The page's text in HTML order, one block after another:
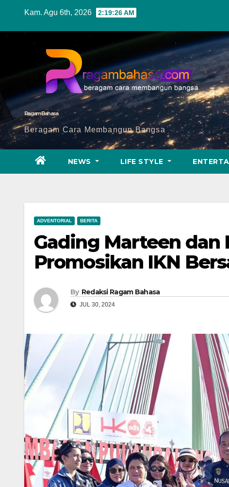
Kam. Agu 6th, 2026 2:19:28 AM
Ragam Bahasa
Beragam Cara Membangun Bangsa
NEWS LIFE STYLE
ADVENTORIAL BERITA
Gading Marteen dan
Promosikan IKN
By Redaksi Ragam Bahasa
JUL 30, 2024